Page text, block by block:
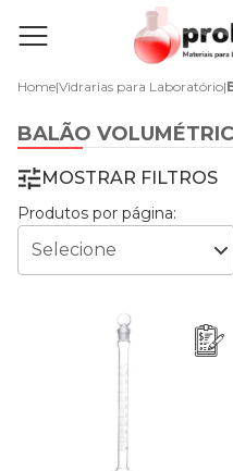
Home|Vidrarias para Laboratório|
BALÃO
MOSTRAR FILTROS
Produtos por página: